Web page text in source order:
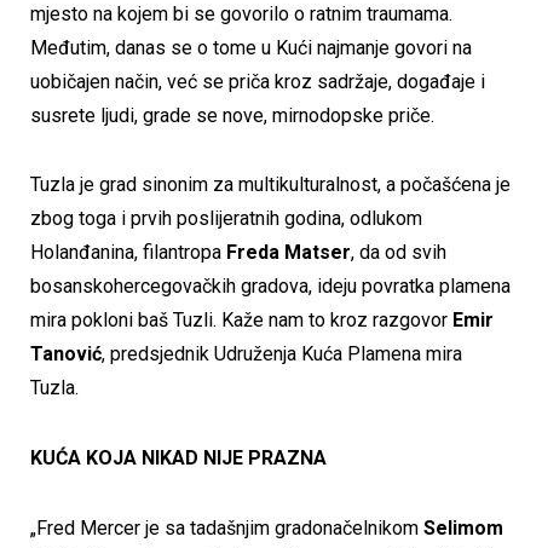
mjesto na kojem bi se govorilo o ratnim traumama.
Međutim, danas se o tome u Kući najmanje govori na
uobičajen način, već se priča kroz sadržaje, događaje i
susrete ljudi, grade se nove, mirnodopske priče.
Tuzla je grad sinonim za multikulturalnost, a počašćena je
zbog toga i prvih poslijeratnih godina, odlukom
Holanđanina, filantropa Freda Matser, da od svih
bosanskohercegovačkih gradova, ideju povratka plamena
mira pokloni baš Tuzli. Kaže nam to kroz razgovor Emir
Tanović, predsjednik Udruženja Kuća Plamena mira
Tuzla.
KUĆA KOJA NIKAD NIJE PRAZNA
„Fred Mercer je sa tadašnjim gradonačelnikom Selimom